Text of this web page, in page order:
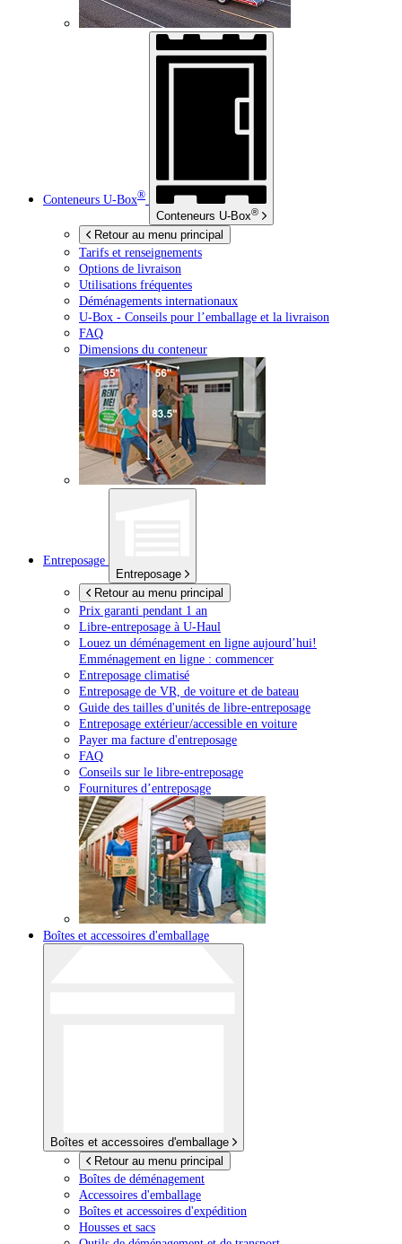
Conteneurs U-Box®
Conteneurs U-Box®
Retour au menu principal
Tarifs et renseignements
Options de livraison
Utilisations fréquentes
Déménagements internationaux
U-Box - Conseils pour l’emballage et la livraison
FAQ
Dimensions du conteneur
Entreposage
Entreposage
Retour au menu principal
Prix garanti pendant 1 an
Libre-entreposage à U-Haul
Louez un déménagement en ligne aujourd’hui!
Emménagement en ligne : commencer
Entreposage climatisé
Entreposage de VR, de voiture et de bateau
Guide des tailles d'unités de libre-entreposage
Entreposage extérieur/accessible en voiture
Payer ma facture d'entreposage
FAQ
Conseils sur le libre-entreposage
Fournitures d’entreposage
Boîtes et accessoires d'emballage
Boîtes et accessoires d'emballage
Retour au menu principal
Boîtes de déménagement
Accessoires d'emballage
Boîtes et accessoires d'expédition
Housses et sacs